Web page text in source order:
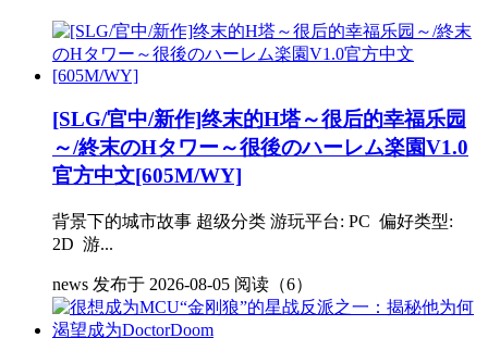
[SLG/官中/新作]终末的H塔～很后的幸福乐园
～/終末のHタワー～很後のハーレム楽園V1.0
官方中文[605M/WY]
背景下的城市故事 超级分类 游玩平台: PC 偏好类型:
2D 游...
news 发布于 2026-08-05 阅读（6）